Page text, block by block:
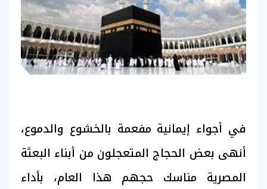
في أجواء إيمانية مفعمة بالخشوع والدموع،
أنهى بعض الحجاج المتعجلون من أبناء البعثة
المصرية مناسك حجهم هذا العام، بأداء